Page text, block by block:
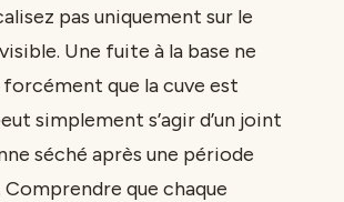
pas uniquement sur le
Une fuite à la base ne
que la cuve est
simplement s’agir d’un joint
séché après une période
que chaque